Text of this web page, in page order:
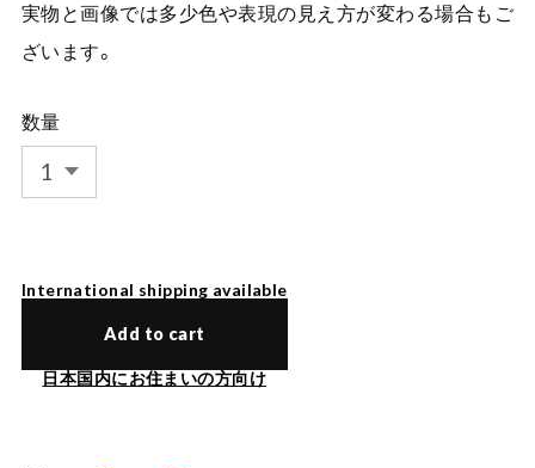
実物と画像では多少色や表現の見え方が変わる場合もご
ざいます。
数量
International shipping available
Add to cart
日本国内にお住まいの方向け